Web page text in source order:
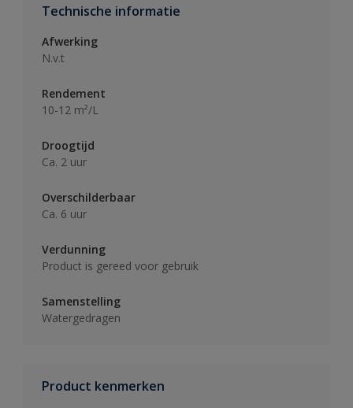
Technische informatie
Afwerking
N.v.t
Rendement
10-12 m²/L
Droogtijd
Ca. 2 uur
Overschilderbaar
Ca. 6 uur
Verdunning
Product is gereed voor gebruik
Samenstelling
Watergedragen
Product kenmerken